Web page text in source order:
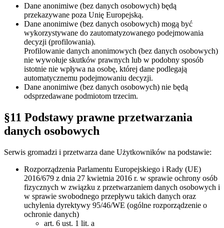
Dane anonimiwe (bez danych osobowych) będą
przekazywane poza Unię Europejską.
Dane anonimiwe (bez danych osobowych) mogą być
wykorzystywane do zautomatyzowanego podejmowania
decyzji (profilowania).
Profilowanie danych anonimowych (bez danych osobowych)
nie wywołuje skutków prawnych lub w podobny sposób
istotnie nie wpływa na osobę, której dane podlegają
automatycznemu podejmowaniu decyzji.
Dane anonimiwe (bez danych osobowych) nie będą
odsprzedawane podmiotom trzecim.
§11 Podstawy prawne przetwarzania
danych osobowych
Serwis gromadzi i przetwarza dane Użytkowników na podstawie:
Rozporządzenia Parlamentu Europejskiego i Rady (UE)
2016/679 z dnia 27 kwietnia 2016 r. w sprawie ochrony osób
fizycznych w związku z przetwarzaniem danych osobowych i
w sprawie swobodnego przepływu takich danych oraz
uchylenia dyrektywy 95/46/WE (ogólne rozporządzenie o
ochronie danych)
art. 6 ust. 1 lit. a